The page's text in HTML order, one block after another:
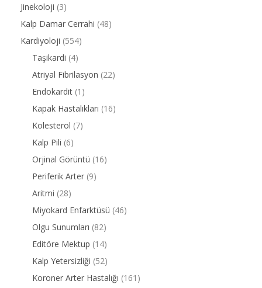
Jinekoloji (3)
Kalp Damar Cerrahi (48)
Kardiyoloji (554)
Taşikardi (4)
Atriyal Fibrilasyon (22)
Endokardit (1)
Kapak Hastalıkları (16)
Kolesterol (7)
Kalp Pili (6)
Orjinal Görüntü (16)
Periferik Arter (9)
Aritmi (28)
Miyokard Enfarktüsü (46)
Olgu Sunumları (82)
Editöre Mektup (14)
Kalp Yetersizliği (52)
Koroner Arter Hastalığı (161)